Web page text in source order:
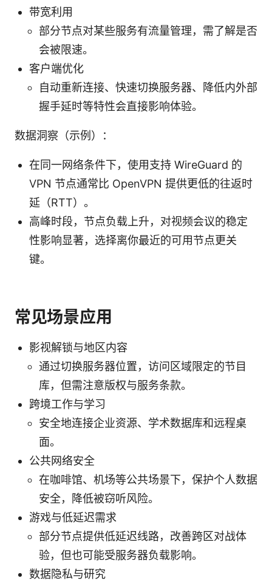
带宽利用
部分节点对某些服务有流量管理，需了解是否
会被限速。
客户端优化
自动重新连接、快速切换服务器、降低内外部
握手延时等特性会直接影响体验。
数据洞察（示例）：
在同一网络条件下，使用支持 WireGuard 的
VPN 节点通常比 OpenVPN 提供更低的往返时
延（RTT）。
高峰时段，节点负载上升，对视频会议的稳定
性影响显著，选择离你最近的可用节点更关
键。
常见场景应用
影视解锁与地区内容
通过切换服务器位置，访问区域限定的节目
库，但需注意版权与服务条款。
跨境工作与学习
安全地连接企业资源、学术数据库和远程桌
面。
公共网络安全
在咖啡馆、机场等公共场景下，保护个人数据
安全，降低被窃听风险。
游戏与低延迟需求
部分节点提供低延迟线路，改善跨区对战体
验，但也可能受服务器负载影响。
数据隐私与研究